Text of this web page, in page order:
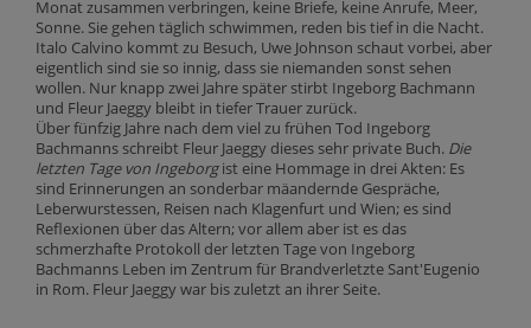
Monat zusammen verbringen, keine Briefe, keine Anrufe, Meer,
Sonne. Sie gehen täglich schwimmen, reden bis tief in die Nacht.
Italo Calvino kommt zu Besuch, Uwe Johnson schaut vorbei, aber
eigentlich sind sie so innig, dass sie niemanden sonst sehen
wollen. Nur knapp zwei Jahre später stirbt Ingeborg Bachmann
und Fleur Jaeggy bleibt in tiefer Trauer zurück.
Über fünfzig Jahre nach dem viel zu frühen Tod Ingeborg
Bachmanns schreibt Fleur Jaeggy dieses sehr private Buch. Die
letzten Tage von Ingeborgist eine Hommage in drei Akten: Es
sind Erinnerungen an sonderbar mäandernde Gespräche,
Leberwurstessen, Reisen nach Klagenfurt und Wien; es sind
Reflexionen über das Altern; vor allem aber ist es das
schmerzhafte Protokoll der letzten Tage von Ingeborg
Bachmanns Leben im Zentrum für Brandverletzte Sant'Eugenio
in Rom. Fleur Jaeggy war bis zuletzt an ihrer Seite.